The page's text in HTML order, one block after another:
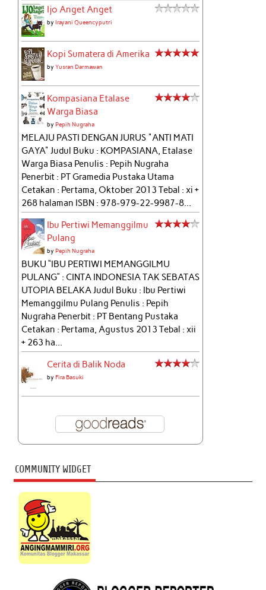
Ijo Anget Anget
byIrayani Queencyputri
Kopi Sumatera di Amerika
byYusran Darmawan
Kompasiana Etalase
Warga Biasa
byPepih Nugraha
MELAJU PASTI DENGAN JURUS "ANTI MATI
GAYA" Judul Buku : KOMPASIANA, Etalase
Warga Biasa Penulis : Pepih Nugraha
Penerbit : PT Gramedia Pustaka Utama
Cetakan : Pertama, Oktober 2013 Tebal : xi +
268 halaman ISBN : 978-979-22-9987-8...
Ibu Pertiwi Memanggilmu
Pulang
byPepih Nugraha
BUKU “IBU PERTIWI MEMANGGILMU
PULANG” : CINTA INDONESIA TAK SEBATAS
UTOPIA BELAKA Judul Buku : Ibu Pertiwi
Memanggilmu Pulang Penulis : Pepih
Nugraha Penerbit : PT Bentang Pustaka
Cetakan : Pertama, Agustus 2013 Tebal : xii
+ 263 ha...
Cerita di Balik Noda
byFira Basuki
COMMUNITY WIDGET